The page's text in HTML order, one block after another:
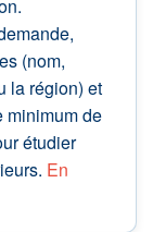
(nom,
la région) et
minimum de
étudier
En